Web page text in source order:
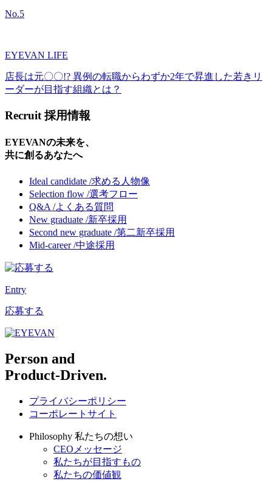
No.5
EYEVAN LIFE
店長は元〇〇!? 異例の転職からわずか2年で昇進した若きリ
ーダーが目指す組織とは？
Recruit 採用情報
EYEVANの未来を、
共に創るあなたへ
Ideal candidate /求める人物像
Selection flow /選考フロー
Q&A /よくある質問
New graduate /新卒採用
Second new graduate /第二新卒採用
Mid-career /中途採用
Entry
応募する
Person and
Product-Driven.
プライバシーポリシー
コーポレートサイト
Philosophy 私たちの想い
CEOメッセージ
私たちが目指すもの
私たちの価値観